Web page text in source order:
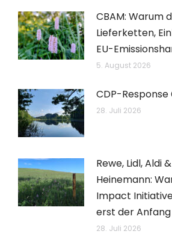
CBAM: Warum
Lieferketten,
EU-
5. August 2026
CDP-Response
28. Juli 2026
Rewe, Lidl, Aldi
Heinemann:
Impact
erst der
28. Juli 2026